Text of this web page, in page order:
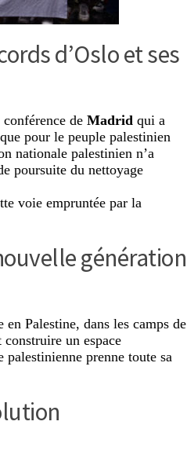
d’Oslo et ses
de Madrid qui a
pour le peuple palestinien
nationale palestinien n’a
poursuite du nettoyage
voie empruntée par la
génération
Palestine, dans les camps de
construire un espace
prenne toute sa